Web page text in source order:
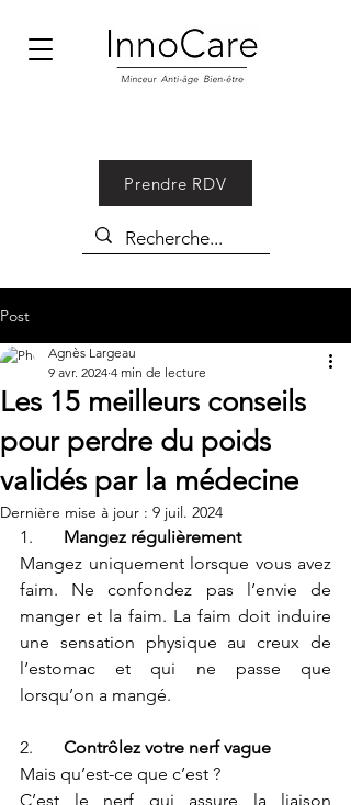
Prendre RDV
Post
Les 15 meilleurs conseils
pour perdre du poids
validés par la médecine
Agnès Largeau
9 avr. 2024 4 min de lecture
Dernière mise à jour : 9 juil. 2024
1. Mangez régulièrement
Mangez uniquement lorsque vous avez
faim. Ne confondez pas l’envie de
manger et la faim. La faim doit induire
une sensation physique au creux de
l’estomac et qui ne passe que
lorsqu’on a mangé.
2. Contrôlez votre nerf vague
Mais qu’est-ce que c’est ?
C’est le nerf qui assure la liaison